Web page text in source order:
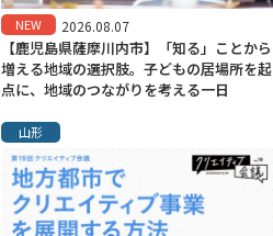
NEW 2026.08.07
【鹿児島県薩摩川内市】「知る」ことから
増える地域の選択肢。子どもの居場所を起
点に、地域のつながりを考える一日
山形